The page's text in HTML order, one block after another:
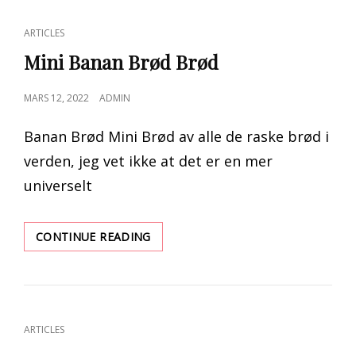
CAT
LINKS
ARTICLES
Mini Banan Brød Brød
POSTED
MARS 12, 2022 ADMIN
Banan Brød Mini Brød av alle de raske brød i
verden, jeg vet ikke at det er en mer
universelt
CONTINUE READINGMINI
BANAN
BRØD
CAT
ARTICLES